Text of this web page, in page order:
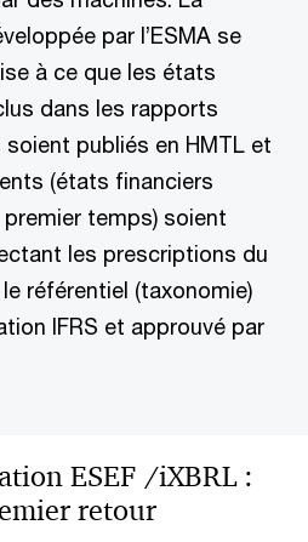
par l’ESMA se
à ce que les états
dans les rapports
publiés en HMTL et
(états financiers
temps) soient
les prescriptions du
référentiel (taxonomie)
IFRS et approuvé par
ESEF /iXBRL :
retour